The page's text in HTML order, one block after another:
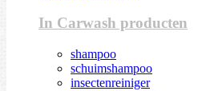
In Carwash producten
shampoo
schuimshampoo
insectenreiniger